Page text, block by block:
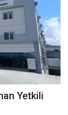
Yetkili